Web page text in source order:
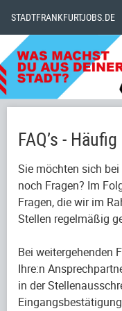
STADTFRANKFURTJOBS.DE
FAQ’s -
Sie möchten sich
noch Fragen? Im
Fragen, die wir im
Stellen regelmäßig
Bei weitergehenden
Ihre:n
in der